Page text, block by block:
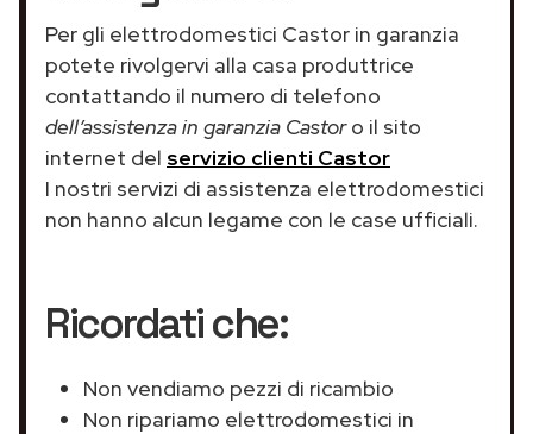
Per gli elettrodomestici Castor in garanzia
potete rivolgervi alla casa produttrice
contattando il numero di telefono
dell’assistenza in garanzia Castoro il sito
internet del servizio clienti Castor
I nostri servizi di assistenza elettrodomestici
non hanno alcun legame con le case ufficiali.
Ricordati che:
Non vendiamo pezzi di ricambio
Non ripariamo elettrodomestici in